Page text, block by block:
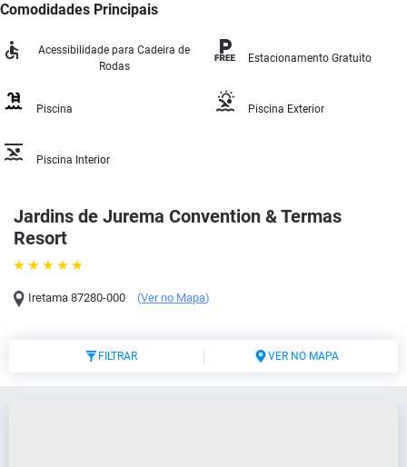
Jardins de Jurema Convention & Termas
Resort
Iretama 87280-000 (Ver no Mapa)
Comodidades Principais
Acessibilidade para Cadeira de
Rodas
Estacionamento Gratuito
Piscina Piscina Exterior
Piscina Interior
FILTRAR VER NO MAPA